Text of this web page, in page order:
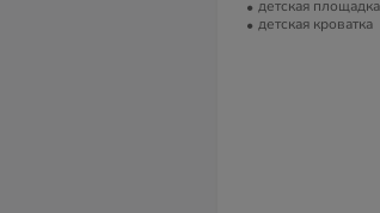
детская площадка
детская кроватка